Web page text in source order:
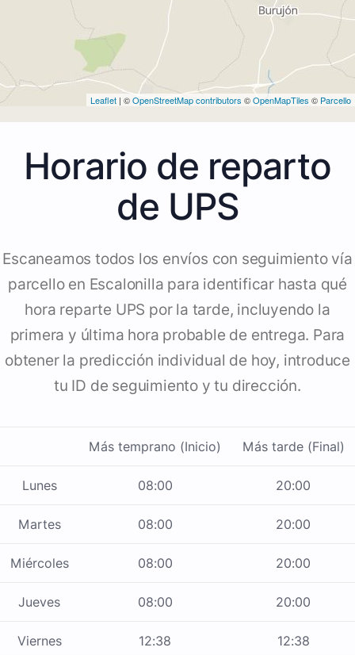
Leaflet | ©OpenStreetMap contributors ©OpenMapTiles © Parcello
Horario de reparto
de UPS
Escaneamos todos los envíos con seguimiento vía
parcello en Escalonilla para identificar hasta qué
hora reparte UPS por la tarde, incluyendo la
primera y última hora probable de entrega. Para
obtener la predicción individual de hoy, introduce
tu ID de seguimiento y tu dirección.
Más temprano (Inicio) Más tarde (Final)
Lunes 08:00 20:00
Martes 08:00 20:00
Miércoles 08:00 20:00
Jueves 08:00 20:00
Viernes 12:38 12:38